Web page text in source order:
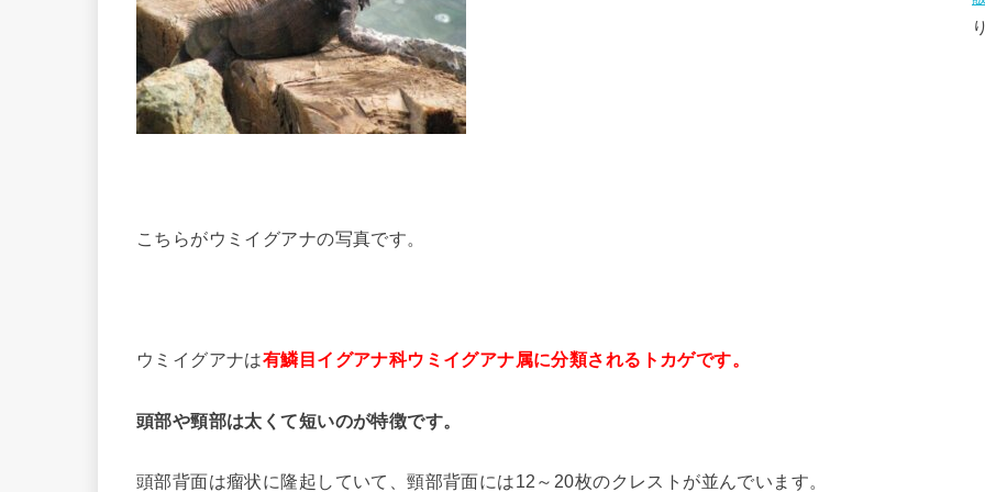
こちらがウミイグアナの写真です。
ウミイグアナは有鱗目イグアナ科ウミイグアナ属に分類されるトカゲです。
頭部や頸部は太くて短いのが特徴です。
頭部背面は瘤状に隆起していて、頸部背面には12～20枚のクレストが並んでいます。